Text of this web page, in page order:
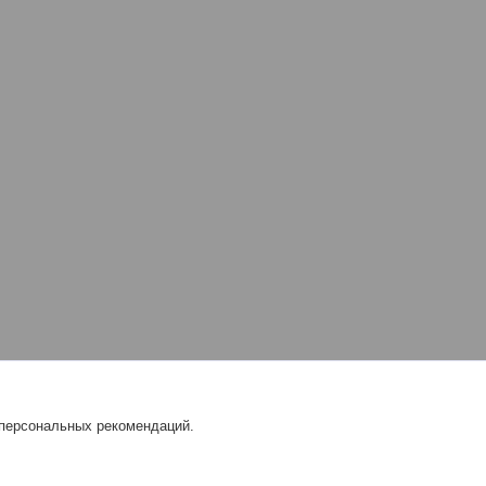
рекомендаций.